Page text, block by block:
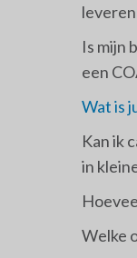
Is mijn
een
Wat is
Kan ik
in
Welke